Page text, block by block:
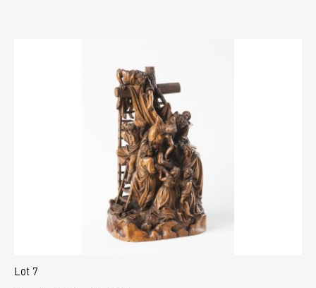
Lot 7